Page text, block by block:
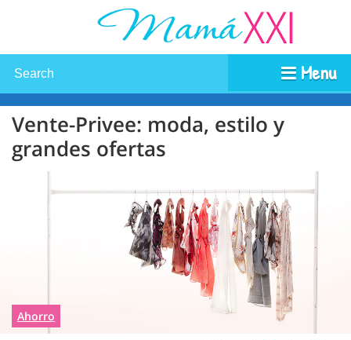
Menu
Vente-Privee: moda, estilo y
grandes ofertas
Ahorro